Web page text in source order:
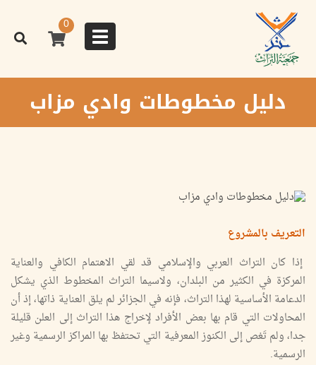
المحتوى
الرئيسي
Toggle
navigation
0
دليل مخطوطات وادي مزاب
التعريف بالمشروع
إذا كان التراث العربي والإسلامي قد لقي الاهتمام الكافي والعناية
المركزة في الكثير من البلدان، ولاسيما التراث المخطوط الذي يشكل
الدعامة الأساسية لهذا التراث، فإنه في الجزائر لم يلق العناية ذاتها، إذ أن
المحاولات التي قام بها بعض الأفراد لإخراج هذا التراث إلى العلن قليلة
جدا، ولم تَغص إلى الكنوز المعرفية التي تحتفظ بها المراكز الرسمية وغير
الرسمية.